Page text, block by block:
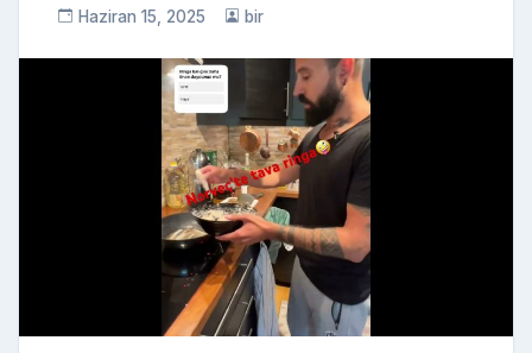
Haziran 15, 2025 bir